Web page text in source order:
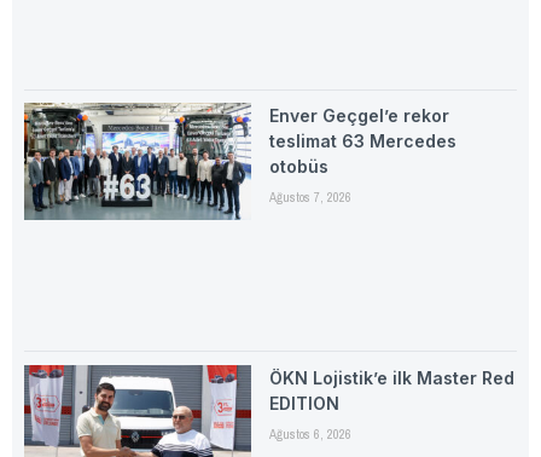
Enver Geçgel’e rekor
teslimat 63 Mercedes
otobüs
Ağustos 7, 2026
ÖKN Lojistik’e ilk Master Red
EDITION
Ağustos 6, 2026